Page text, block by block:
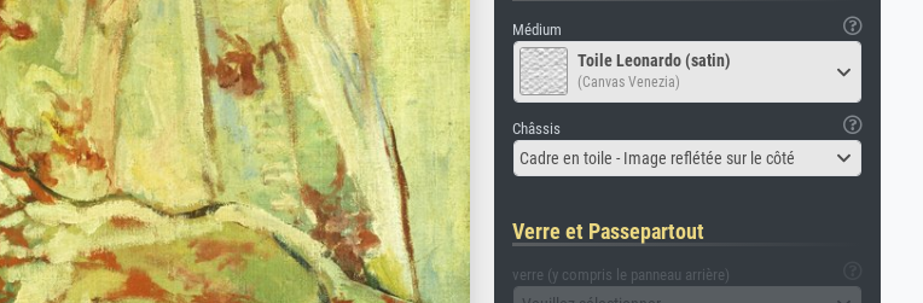
Médium
Toile Leonardo (satin)
(Canvas Venezia)
Châssis
Cadre en toile - Image reflétée sur le côté
Verre et Passepartout
verre (y compris le panneau arrière)